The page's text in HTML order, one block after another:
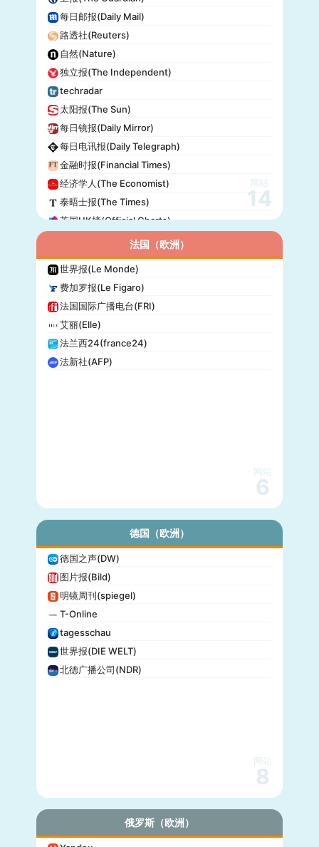
每日邮报(Daily Mail)
路透社(Reuters)
自然(Nature)
独立报(The Independent)
techradar
太阳报(The Sun)
每日镜报(Daily Mirror)
每日电讯报(Daily Telegraph)
金融时报(Financial Times)
经济学人(The Economist)
泰晤士报(The Times)
英国UK榜(Official Charts)
网站
14
法国（欧洲）
世界报(Le Monde)
费加罗报(Le Figaro)
法国国际广播电台(FRI)
艾丽(Elle)
法兰西24(france24)
法新社(AFP)
网站
6
德国（欧洲）
德国之声(DW)
图片报(Bild)
明镜周刊(spiegel)
T-Online
tagesschau
世界报(DIE WELT)
北德广播公司(NDR)
网站
8
俄罗斯（欧洲）